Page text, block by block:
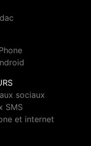
sociaux
SMS
et internet